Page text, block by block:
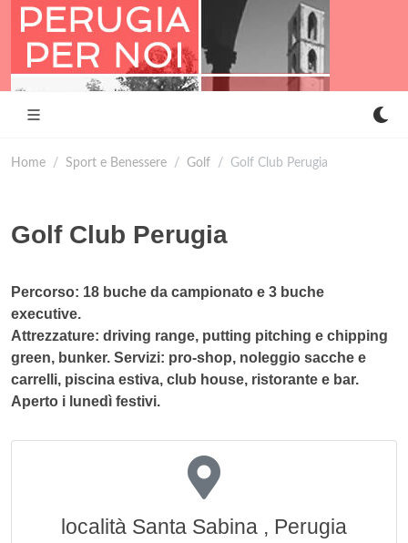
Home Sport e Benessere Golf Golf Club Perugia
Golf Club Perugia
Percorso: 18 buche da campionato e 3 buche
executive.
Attrezzature: driving range, putting pitching e chipping
green, bunker. Servizi: pro-shop, noleggio sacche e
carrelli, piscina estiva, club house, ristorante e bar.
Aperto i lunedì festivi.
località Santa Sabina , Perugia